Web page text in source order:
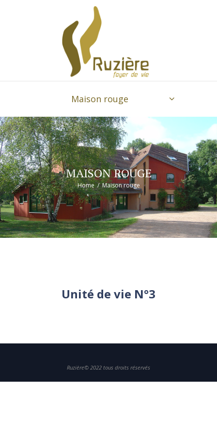
Maison rouge
MAISON ROUGE
Home Maison rouge
Unité de vie N°3
Ruzière© 2022 tous droits réservés